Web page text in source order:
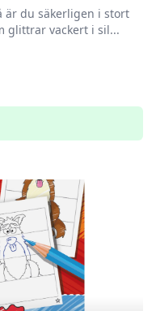
är du säkerligen i stort
glittrar vackert i sil...